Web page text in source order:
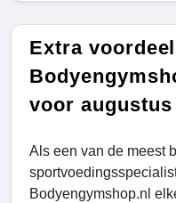
Extra
voor augustus
Als een van de meest
Bodyengymshop.nl